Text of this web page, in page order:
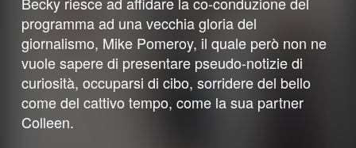
programma ad una vecchia gloria del
giornalismo, Mike Pomeroy, il quale però non ne
vuole sapere di presentare pseudo-notizie di
curiosità, occuparsi di cibo, sorridere del bello
come del cattivo tempo, come la sua partner
Colleen.